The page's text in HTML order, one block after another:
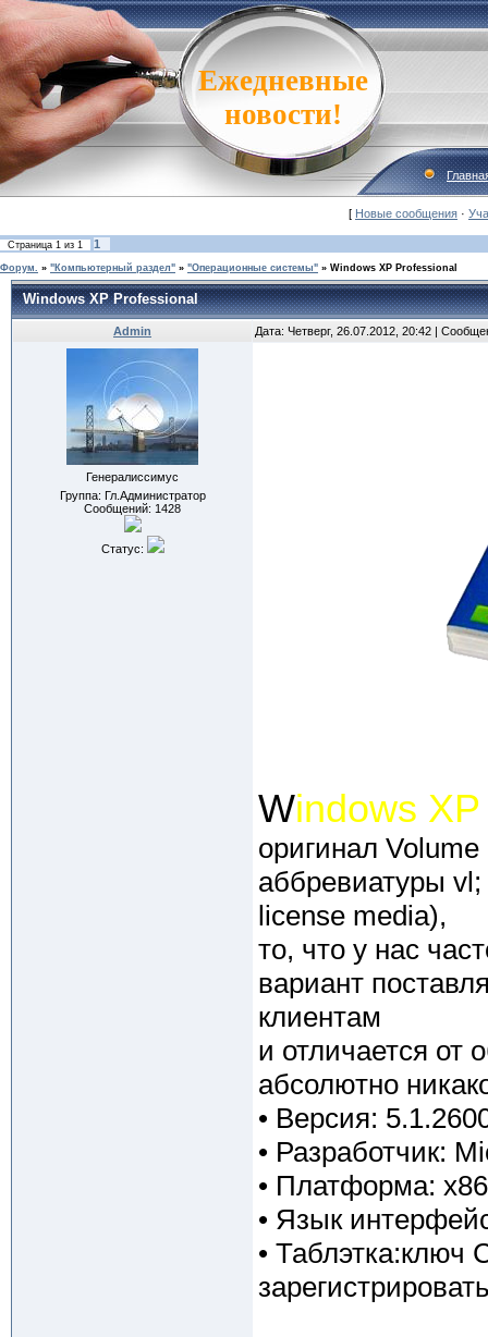
Ежедневные
новости!
[ Новые сообщения ·
Страница 1 из 1 1
Форум. » "Компьютерный раздел" » "Операционные системы" » Windows XP Professional
Windows XP Professional
Admin Дата: Четверг, 26.07.2012, 20:42 |
Генералиссимус
Группа: Гл.Администратор
Сообщений: 1428
Статус:
Windows
оригинал
аббревиатуры
license media),
то, что у нас
вариант
клиентам
и отличается от
абсолютно
• Версия:
• Разработчик:
• Платформа:
• Язык
• Таблэтка:ключ